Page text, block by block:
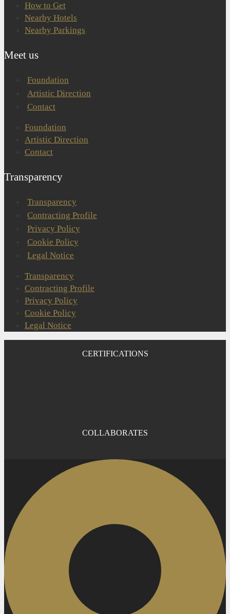
How to Get
Nearby Hotels
Nearby Parkings
Meet us
Foundation
Artistic Direction
Contact
Foundation
Artistic Direction
Contact
Transparency
Transparency
Contracting Profile
Privacy Policy
Cookie Policy
Legal Notice
Transparency
Contracting Profile
Privacy Policy
Cookie Policy
Legal Notice
CERTIFICATIONS
COLLABORATES